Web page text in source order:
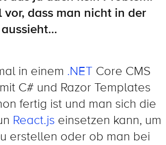
vor, dassman nicht in der
aussieht…
in einem .NET Core CMS
C# und Razor Templates
fertig ist und man sich die
React.js einsetzen kann, um
erstellen oder ob man bei